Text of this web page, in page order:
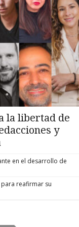
la libertad de
y
en el desarrollo de
para reafirmar su